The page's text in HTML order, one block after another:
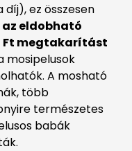
ez összesen
az eldobható
Ft megtakarítást
mosipelusok
A mosható
több
természetes
babák